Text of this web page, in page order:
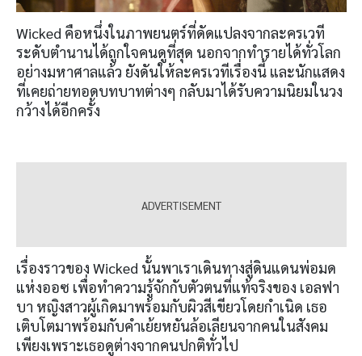
Wicked คือหนึ่งในภาพยนตร์ที่ดัดแปลงจากละครเวที
ระดับตำนานได้ถูกใจคนดูที่สุด นอกจากทำรายได้ทั่วโลก
อย่างมหาศาลแล้ว ยังดันให้ละครเวทีเรื่องนี้ และนักแสดง
ที่เคยถ่ายทอดบทบาทต่างๆ กลับมาได้รับความนิยมในวง
กว้างได้อีกครั้ง
เรื่องราวของ Wicked นั้นพาเราเดินทางสู่ดินแดนพ่อมด
แห่งออซ เพื่อทำความรู้จักกับตัวตนที่แท้จริงของ เอลฟา
บา หญิงสาวผู้เกิดมาพร้อมกับผิวสีเขียวโดยกำเนิด เธอ
เติบโตมาพร้อมกับคำเย้ยหยันล้อเลียนจากคนในสังคม
เพียงเพราะเธอดูต่างจากคนปกติทั่วไป